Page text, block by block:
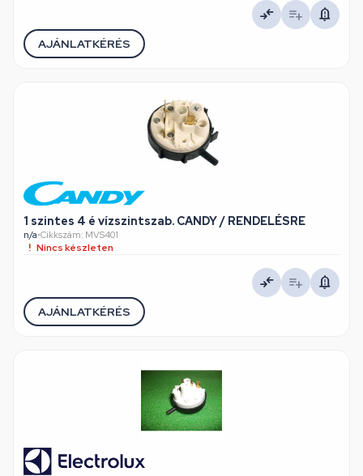
AJÁNLATKÉRÉS
1 szintes 4 é vízszintszab. CANDY / RENDELÉSRE
n/a•Cikkszám: MVS401
Nincs készleten
AJÁNLATKÉRÉS